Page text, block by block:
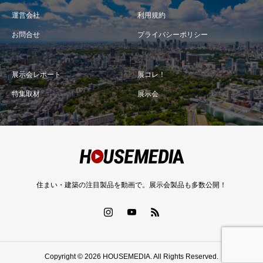
運営会社 利用規約
お問合せ プライバシーポリシー
展示会レポート 展コレ！
特集取材 展示会
住まい・建築の注目製品を動画で。展示会製品も多数公開！
Copyright © 2026 HOUSEMEDIA. All Rights Reserved.